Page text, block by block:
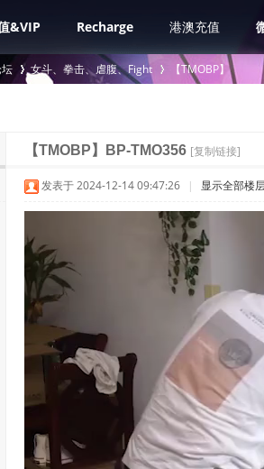
&VIP Recharge 港澳充值
女斗、拳击、虐腹、Fight
›
【TMOBP】
【TMOBP】BP-TMO356 [复制链接]
发表于 2024-12-14 09:47:26 | 显示全部楼